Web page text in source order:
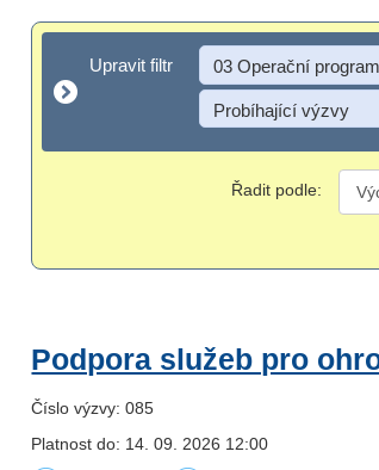
Upravit filtr
Upravit filtr 03 Operační
Probíhající výzvy
Řadit podle:
Podpora služeb pro
Číslo výzvy: 085
Platnost do: 14. 09. 2026 12:00